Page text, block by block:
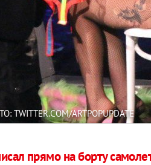
TWITTER.COM/ARTPOPUPDATE
прямо на борту